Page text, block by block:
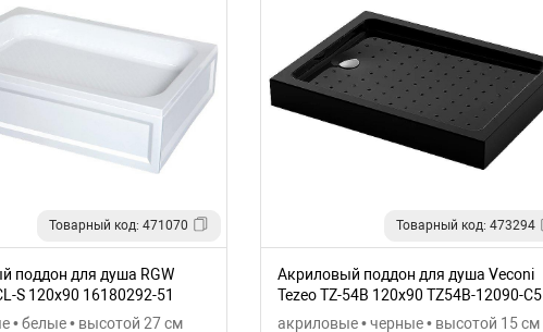
Товарный код: 471070
поддон для душа RGW
S 120x90 16180292-51
• белые • высотой 27 см
Товарный код: 473294
Акриловый поддон для душа Veconi
Tezeo TZ-54B 120x90 TZ54B-12090-C5
акриловые • черные • высотой 15 см